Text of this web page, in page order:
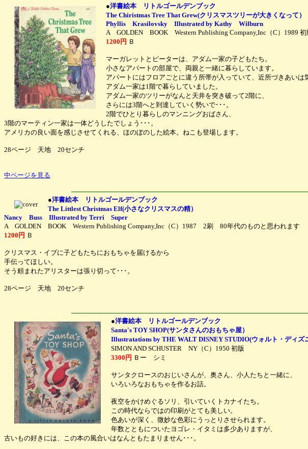
●洋書絵本 リトルゴールデンブック
The Chiristmas Tree That Grew(クリスマスツリーが大きくなって）
Phyllis Krasilovsky Illustrated by Kathy Wilburn
A GOLDEN BOOK Western Publishing Company,Inc（C）1989
1200円 Ｂ
マーガレットとピーターは、アダム一家の子どもたち。
小さなアパートの部屋で、両親と一緒に暮らしています。
アパートにはフロアごとに違う所帯が入っていて、近所づきあいは
アダム一家は1階で暮らしていました。
アダム一家のツリーがなんと天井を突き破って2階に、
さらには3階へと到達していく勢いで･･･。
2階でひとり暮らしのマンニングおばさん、
3階のマーティン一家は一体どうしたでしょう･･･。
アメリカの良い面を感じさせてくれる、ほのぼのした絵本。ねこも登場します。
28ページ 天地 20センチ
中ページを見る
●洋書絵本 リトルゴールデンブック
The Littlest Christmas Elf(小さなクリスマスの精）
Nancy Buss Illustrated by Terri Super
A GOLDEN BOOK Western Publishing Company,Inc（C）1987 2刷 80年代のものと思われます
1200円 Ｂ
クリスマス・イブに子どもたちにおもちゃを届けるから
手伝ってほしい。
そう頼まれたアリスターは張り切って･･･。
28ページ 天地 20センチ
●洋書絵本 リトルゴールデンブック
Santa's TOY SHOP(サンタさんのおもちゃ屋）
Illustratations by THE WALT DISNEY STUDIO(ウォルト・ディズ
SIMON AND SCHUSTER NY（C）1950 初版
3300円 Ｂー シミ
サンタクロースのおじいさんが、奥さん、小人たちと一緒に、
いろいろなおもちゃを作るお話。
夜空をかけめぐるソリ、引いていくトカナイたち。
この時代ならではの印刷がとても美しい。
色あいが深く、微妙な色彩にうっとりさせられます。
年数とともについたヨゴレ・イタミは多少ありますが、
古いもの好きには、この本の風合いはなんともたまりません･･･。